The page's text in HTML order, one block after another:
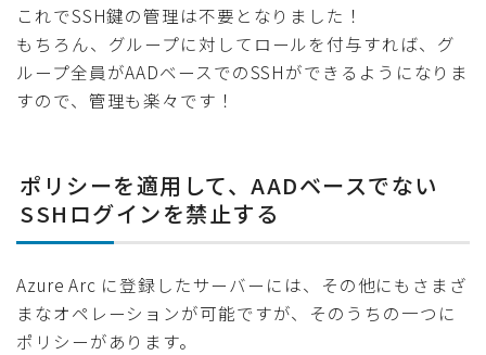
これでSSH鍵の管理は不要となりました！
もちろん、グループに対してロールを付与すれば、グ
ループ全員がAADベースでのSSHができるようになりま
すので、管理も楽々です！
ポリシーを適用して、AADベースでない
SSHログインを禁止する
Azure Arc に登録したサーバーには、その他にもさまざ
まなオペレーションが可能ですが、そのうちの一つに
ポリシーがあります。